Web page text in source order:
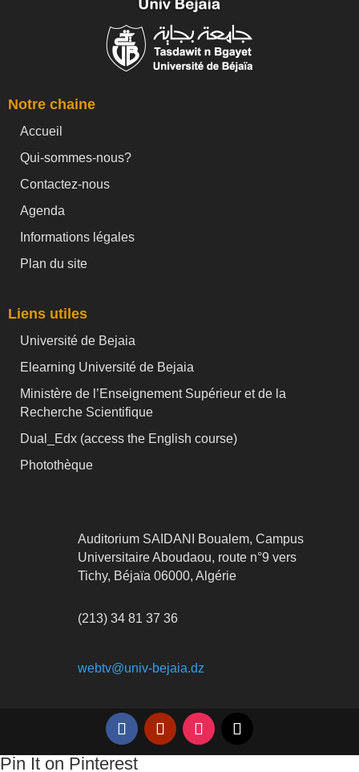
Notre chaine
Accueil
Qui-sommes-nous?
Contactez-nous
Agenda
Informations légales
Plan du site
Liens utiles
Université de Bejaia
Elearning Université de Bejaia
Ministère de l’Enseignement Supérieur et de la
Recherche Scientifique
Dual_Edx (access the English course)
Photothèque
Auditorium SAIDANI Boualem, Campus
Universitaire Aboudaou, route n°9 vers
Tichy, Béjaïa 06000, Algérie
(213) 34 81 37 36
webtv@univ-bejaia.dz
Pin It on Pinterest